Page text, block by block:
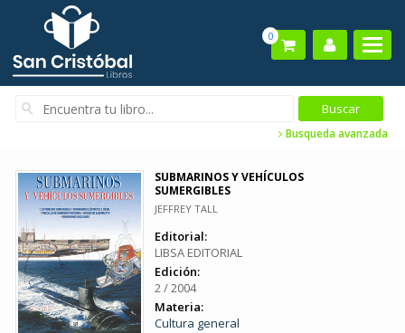
0
Busqueda avanzada
SUBMARINOS Y VEHÍCULOS
SUMERGIBLES
JEFFREY TALL
Editorial:
LIBSA EDITORIAL
Edición:
2 / 2004
Materia:
Cultura general